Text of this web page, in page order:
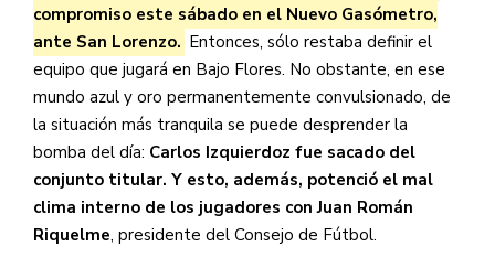
compromiso este sábado en el Nuevo Gasómetro,
ante San Lorenzo. Entonces, sólo restaba definir el
equipo que jugará en Bajo Flores. No obstante, en ese
mundo azul y oro permanentemente convulsionado, de
la situación más tranquila se puede desprender la
bomba del día: Carlos Izquierdoz fue sacado del
conjunto titular. Y esto, además, potenció el mal
clima interno de los jugadores con Juan Román
Riquelme, presidente del Consejo de Fútbol.